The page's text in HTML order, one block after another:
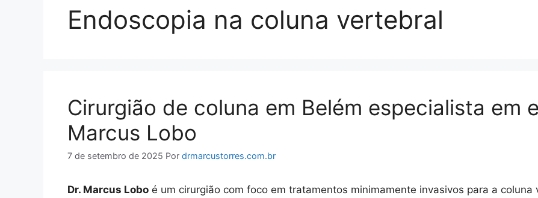
Endoscopia na coluna vertebral
Cirurgião de coluna em Belém especialista em
Marcus Lobo
7 de setembro de 2025 Por drmarcustorres.com.br
Dr. Marcus Lobo é um cirurgião com foco em tratamentos minimamente invasivos para a